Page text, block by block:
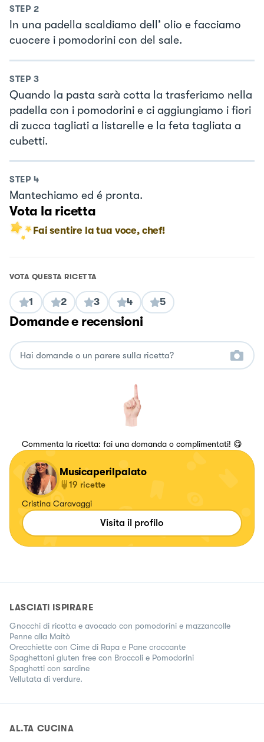
STEP 2
In una padella scaldiamo dell’ olio e facciamo
cuocere i pomodorini con del sale.
STEP 3
Quando la pasta sarà cotta la trasferiamo nella
padella con i pomodorini e ci aggiungiamo i fiori
di zucca tagliati a listarelle e la feta tagliata a
cubetti.
STEP 4
Mantechiamo ed é pronta.
Vota la ricetta
Fai sentire la tua voce, chef!
VOTA QUESTA RICETTA
1 2 3 4 5
Domande e recensioni
Commenta la ricetta: fai una domanda o complimentati! 😋
Musicaperilpalato
19 ricette
Cristina Caravaggi
Visita il profilo
LASCIATI ISPIRARE
Gnocchi di ricotta e avocado con pomodorini e mazzancolle
Penne alla Maitò
Orecchiette con Cime di Rapa e Pane croccante
Spaghettoni gluten free con Broccoli e Pomodorini
Spaghetti con sardine
Vellutata di verdure.
AL.TA CUCINA